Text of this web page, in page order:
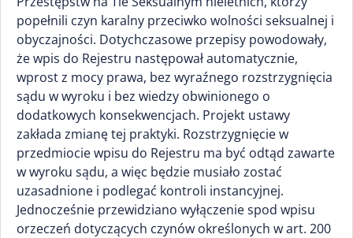
popełnili czyn karalny przeciwko wolności seksualnej i
obyczajności. Dotychczasowe przepisy powodowały,
że wpis do Rejestru następował automatycznie,
wprost z mocy prawa, bez wyraźnego rozstrzygnięcia
sądu w wyroku i bez wiedzy obwinionego o
dodatkowych konsekwencjach. Projekt ustawy
zakłada zmianę tej praktyki. Rozstrzygnięcie w
przedmiocie wpisu do Rejestru ma być odtąd zawarte
w wyroku sądu, a więc będzie musiało zostać
uzasadnione i podlegać kontroli instancyjnej.
Jednocześnie przewidziano wyłączenie spod wpisu
orzeczeń dotyczących czynów określonych w art. 200